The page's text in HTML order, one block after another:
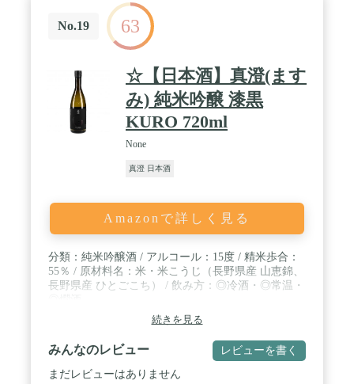
No.19 63
☆【日本酒】真澄(ます
み) 純米吟醸 漆黒
KURO 720ml
None
真澄 日本酒
Amazonで詳しく見る
分類：純米吟醸酒 / アルコール：15度 / 精米歩合：
55％ / 原材料名：米・米こうじ（長野県産 山恵錦、
長野県産 ひとごこち） / 飲み方：◎冷酒・◎常温・
続きを見る
みんなのレビュー レビューを書く
まだレビューはありません